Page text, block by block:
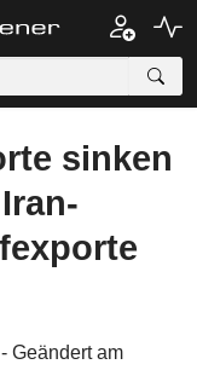
sinken
Geändert am